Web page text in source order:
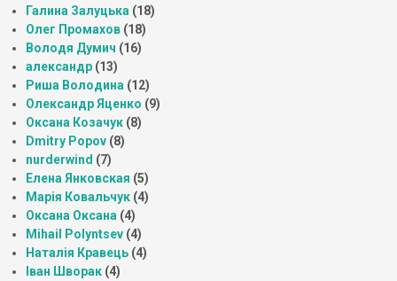
Галина Залуцька (18)
Олег Промахов (18)
Володя Думич (16)
александр (13)
Риша Володина (12)
Олександр Яценко (9)
Оксана Козачук (8)
Dmitry Popov (8)
nurderwind (7)
Елена Янковская (5)
Марія Ковальчук (4)
Оксана Оксана (4)
Mihail Polyntsev (4)
Наталія Кравець (4)
Іван Шворак (4)